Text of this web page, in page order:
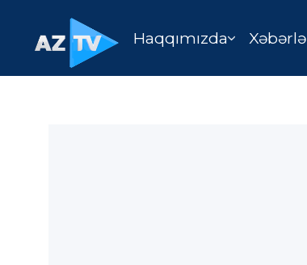
Haqqımızda